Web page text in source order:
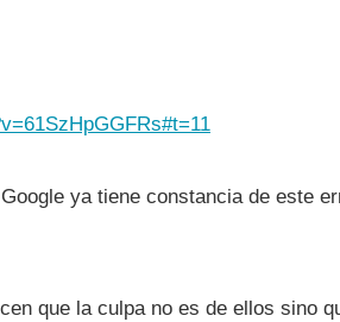
ya tiene constancia de este
que la culpa no es de ellos sino